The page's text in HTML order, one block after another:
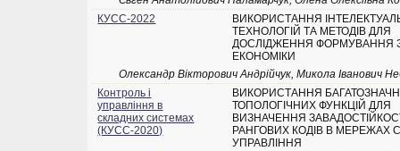
КУСС-2022
ВИКОРИСТАННЯ
ТЕХНОЛОГІЙ ТА МЕТОДІВ ДЛЯ
ДОСЛІДЖЕННЯ ФОРМУВАННЯ
ЕКОНОМІКИ
Олександр Вікторович Андрійчук, Микола Іванович
Контроль і
управління в
складних системах
(КУСС-2020)
ВИКОРИСТАННЯ
ТОПОЛОГІЧНИХ ФУНКЦІЙ ДЛЯ
ВИЗНАЧЕННЯ
РАНГОВИХ КОДІВ В МЕРЕЖАХ
УПРАВЛІННЯ